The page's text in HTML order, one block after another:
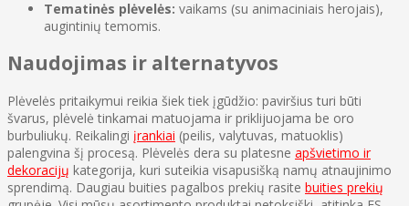
Tematinės plėvelės: vaikams (su animaciniais herojais),
augintinių temomis.
Naudojimas ir alternatyvos
Plėvelės pritaikymui reikia šiek tiek įgūdžio: paviršius turi būti
švarus, plėvelė tinkamai matuojama ir priklijuojama be oro
burbuliukų. Reikalingi įrankiai (peilis, valytuvas, matuoklis)
palengvina šį procesą. Plėvelės dera su platesne apšvietimo ir
dekoracijų kategorija, kuri suteikia visapusišką namų atnaujinimo
sprendimą. Daugiau buities pagalbos prekių rasite buities prekių